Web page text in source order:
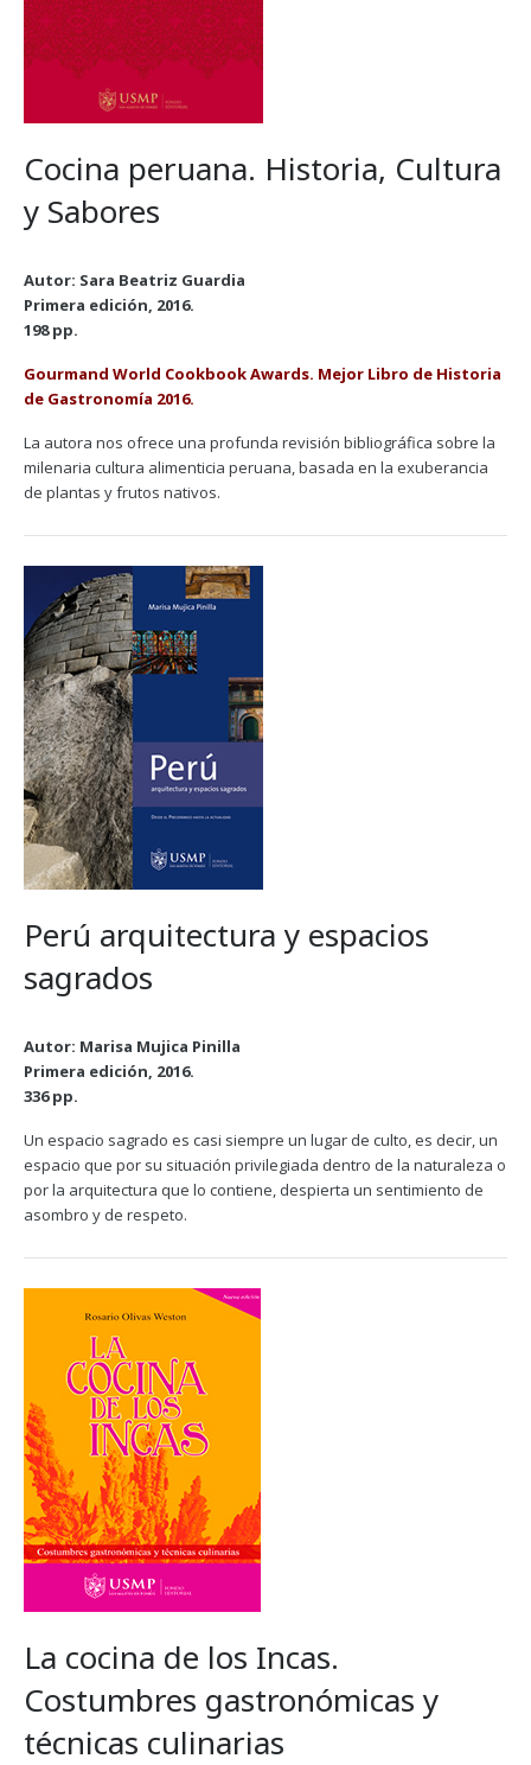
Cocina peruana. Historia, Cultura
y Sabores
Autor: Sara Beatriz Guardia
Primera edición, 2016.
198 pp.
Gourmand World Cookbook Awards. Mejor Libro de Historia
de Gastronomía 2016.
La autora nos ofrece una profunda revisión bibliográfica sobre la
milenaria cultura alimenticia peruana, basada en la exuberancia
de plantas y frutos nativos.
Perú arquitectura y espacios
sagrados
Autor: Marisa Mujica Pinilla
Primera edición, 2016.
336 pp.
Un espacio sagrado es casi siempre un lugar de culto, es decir, un
espacio que por su situación privilegiada dentro de la naturaleza o
por la arquitectura que lo contiene, despierta un sentimiento de
asombro y de respeto.
La cocina de los Incas.
Costumbres gastronómicas y
técnicas culinarias